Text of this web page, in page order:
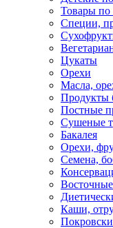
Товары по
Специи,
Цукаты
Орехи
Масла,
Продукты
Постные
Сушеные
Бакалея
Орехи,
Семена,
Каши,